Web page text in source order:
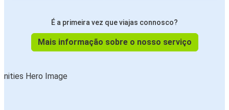
É a primeira vez que viajas connosco?
Mais informação sobre o nosso serviço